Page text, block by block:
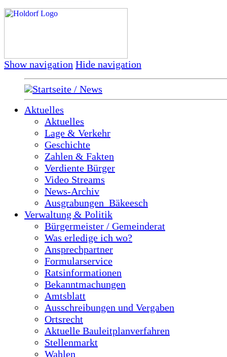
Show navigation Hide navigation
Startseite / News
Aktuelles
Aktuelles
Lage & Verkehr
Geschichte
Zahlen & Fakten
Verdiente Bürger
Video Streams
News-Archiv
Ausgrabungen_Bäkeesch
Verwaltung & Politik
Bürgermeister / Gemeinderat
Was erledige ich wo?
Ansprechpartner
Formularservice
Ratsinformationen
Bekanntmachungen
Amtsblatt
Ausschreibungen und Vergaben
Ortsrecht
Aktuelle Bauleitplanverfahren
Stellenmarkt
Wahlen